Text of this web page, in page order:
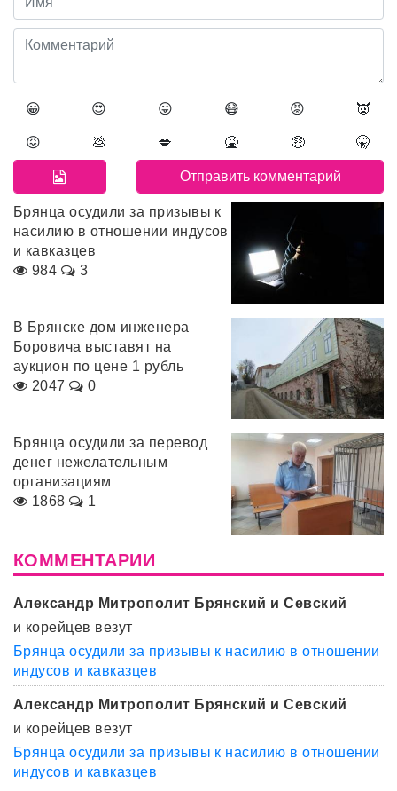
😀 😍 😛 😷 😡 👿
😖 💩 💋 🤮 🤑 🤫
Брянца осудили за призывы к
насилию в отношении индусов
и кавказцев
984
3
В Брянске дом инженера
Боровича выставят на
аукцион по цене 1 рубль
2047
0
Брянца осудили за перевод
денег нежелательным
организациям
1868
1
КОММЕНТАРИИ
Александр Митрополит Брянский и Севский
и корейцев везут
Брянца осудили за призывы к насилию в отношении
индусов и кавказцев
Александр Митрополит Брянский и Севский
и корейцев везут
Брянца осудили за призывы к насилию в отношении
индусов и кавказцев